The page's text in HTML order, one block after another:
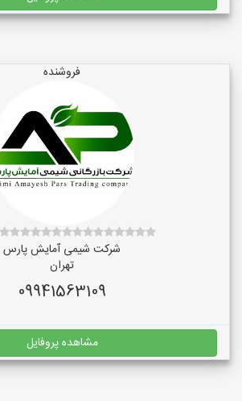
فروشنده
شرکت شیمی آمایش پارس
تهران
09941563109
مشاهده پروفایل